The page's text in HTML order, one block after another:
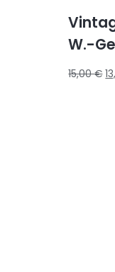
W.-
15,00€